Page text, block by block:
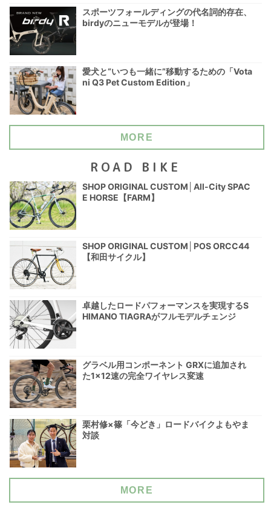
スポーツフォールディングの代名詞的存在、
birdyのニューモデルが登場！
愛犬と“いつも一緒に”移動するための「Vota
ni Q3 Pet Custom Edition」
MORE
ROAD BIKE
SHOP ORIGINAL CUSTOM│All-City SPAC
E HORSE【FARM】
SHOP ORIGINAL CUSTOM│POS ORCC44
【和田サイクル】
卓越したロードパフォーマンスを実現するS
HIMANO TIAGRAがフルモデルチェンジ
グラベル用コンポーネント GRXに追加され
た1×12速の完全ワイヤレス変速
栗村修×篠「今どき」ロードバイクよもやま
対談
MORE